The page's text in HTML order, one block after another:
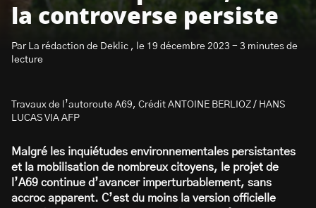
la controverse persiste
Par La rédaction de Deklic , le 19 décembre 2023 - 3 minutes de
lecture
Travaux de l’autoroute A69, Crédit ANTOINE BERLIOZ / HANS
LUCAS VIA AFP
Malgré les inquiétudes environnementales persistantes
et la mobilisation de nombreux citoyens, le projet de
l’A69 continue d’avancer imperturbablement, sans
accroc apparent. C’est du moins la version officielle
Inspiré.es inspirant.es
S’abonner à la newsletter